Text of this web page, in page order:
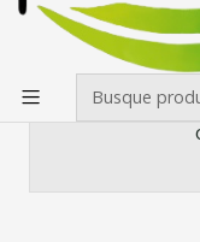
Todavía no
Puedes
utilizar la